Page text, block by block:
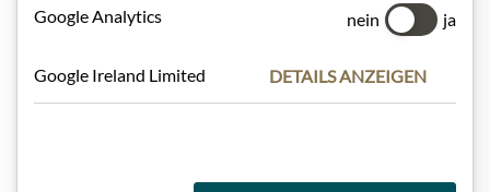
Google Analytics nein ja
Google Ireland Limited DETAILS ANZEIGEN